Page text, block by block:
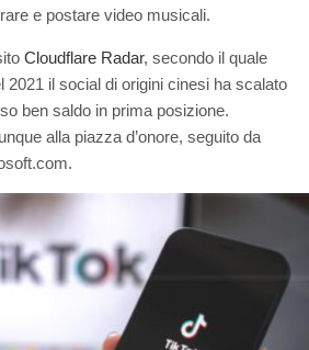
e postare video musicali.
Cloudflare Radar, secondo il quale
2021 il social di origini cinesi ha scalato
ben saldo in prima posizione.
alla piazza d’onore, seguito da